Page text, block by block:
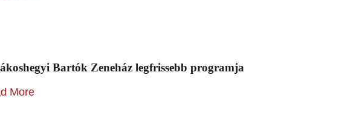
Bartók Zeneház legfrissebb programja
More